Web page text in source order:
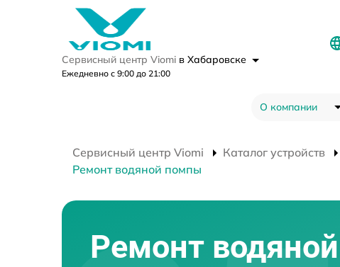
Сервисный центр Viomi в Хабаровске
Ежедневно с 9:00 до 21:00
О компании
Сервисный центр Viomi Каталог устройств
Ремонт водяной помпы
Ремонт водяной